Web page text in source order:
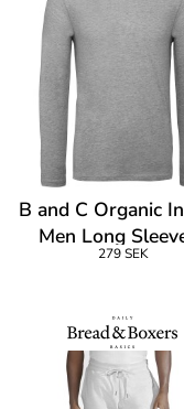
B and C Organic
Men Long
279 SEK